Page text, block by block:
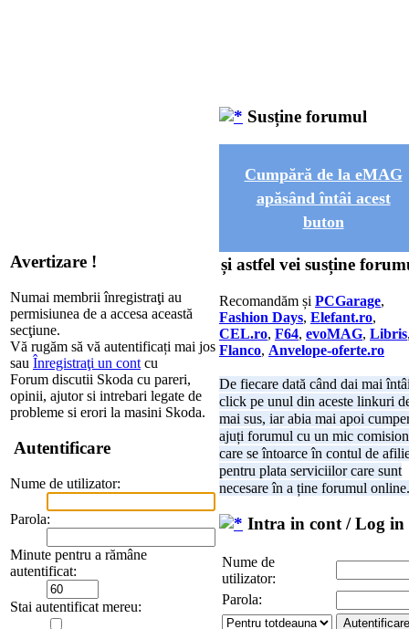
Avertizare !
Numai membrii înregistraţi au
permisiunea de a accesa această
secţiune.
Vă rugăm să vă autentificați mai jos
sau Înregistraţi un cont cu
Forum discutii Skoda cu pareri,
opinii, ajutor si intrebari legate de
probleme si erori la masini Skoda.
Autentificare
Nume de utilizator:
Parola:
Minute pentru a rămâne
autentificat:
Stai autentificat mereu:
Susține forumul
Cumpără de la eMAG
apăsând întâi acest
buton
și astfel vei susține
Recomandăm și PCGarage,
Fashion Days, Elefant.ro,
CEL.ro, F64, evoMAG, Libris
Flanco, Anvelope-oferte.ro
De fiecare dată când dai mai
click pe unul din aceste linkuri
mai sus, iar abia mai apoi
ajuți forumul cu un mic comision
care se întoarce în contul de
pentru plata serviciilor care sunt
necesare în a ține forumul online.
Intra in cont / Log in
Nume de
utilizator:
Parola: